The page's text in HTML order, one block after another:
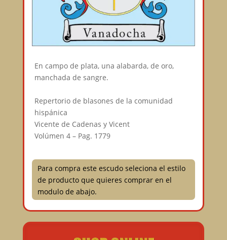
En campo de plata, una alabarda, de oro,
manchada de sangre.⠀
Repertorio de blasones de la comunidad
hispánica⠀
Vicente de Cadenas y Vicent⠀
Volúmen 4 – Pag. 1779⠀
Para compra este escudo seleciona el estilo
de producto que quieres comprar en el
modulo de abajo.